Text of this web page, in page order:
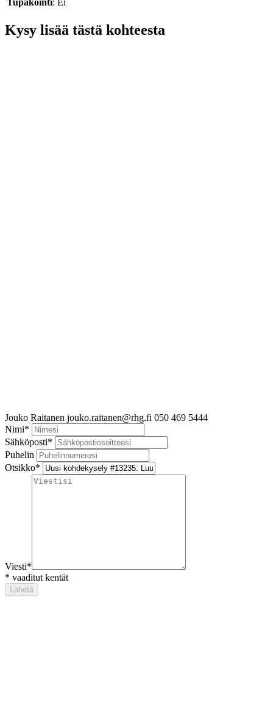
Kysy lisää tästä kohteesta
Jouko Raitanen jouko.raitanen@rhg.fi 050 469 5444
Nimi*
Sähköposti*
Puhelin
Otsikko*
Viesti*
* vaaditut kentät